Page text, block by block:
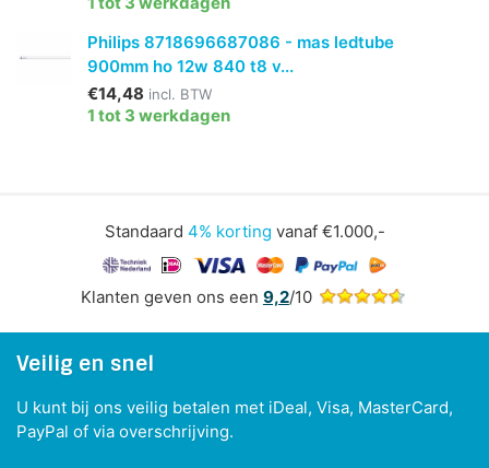
Philips 8718696687086 - mas ledtube
900mm ho 12w 840 t8 v...
€14,48 incl. BTW
1 tot 3 werkdagen
Standaard 4% korting vanaf €1.000,-
Klanten geven ons een 9,2/10
Veilig en snel
U kunt bij ons veilig betalen met iDeal, Visa, MasterCard,
PayPal of via overschrijving.